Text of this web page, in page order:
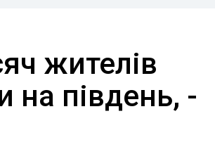
жителів
на південь, -